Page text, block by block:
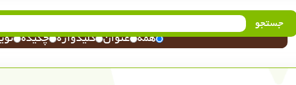
جستجو
همه عنوان کلیدواژه چکیده